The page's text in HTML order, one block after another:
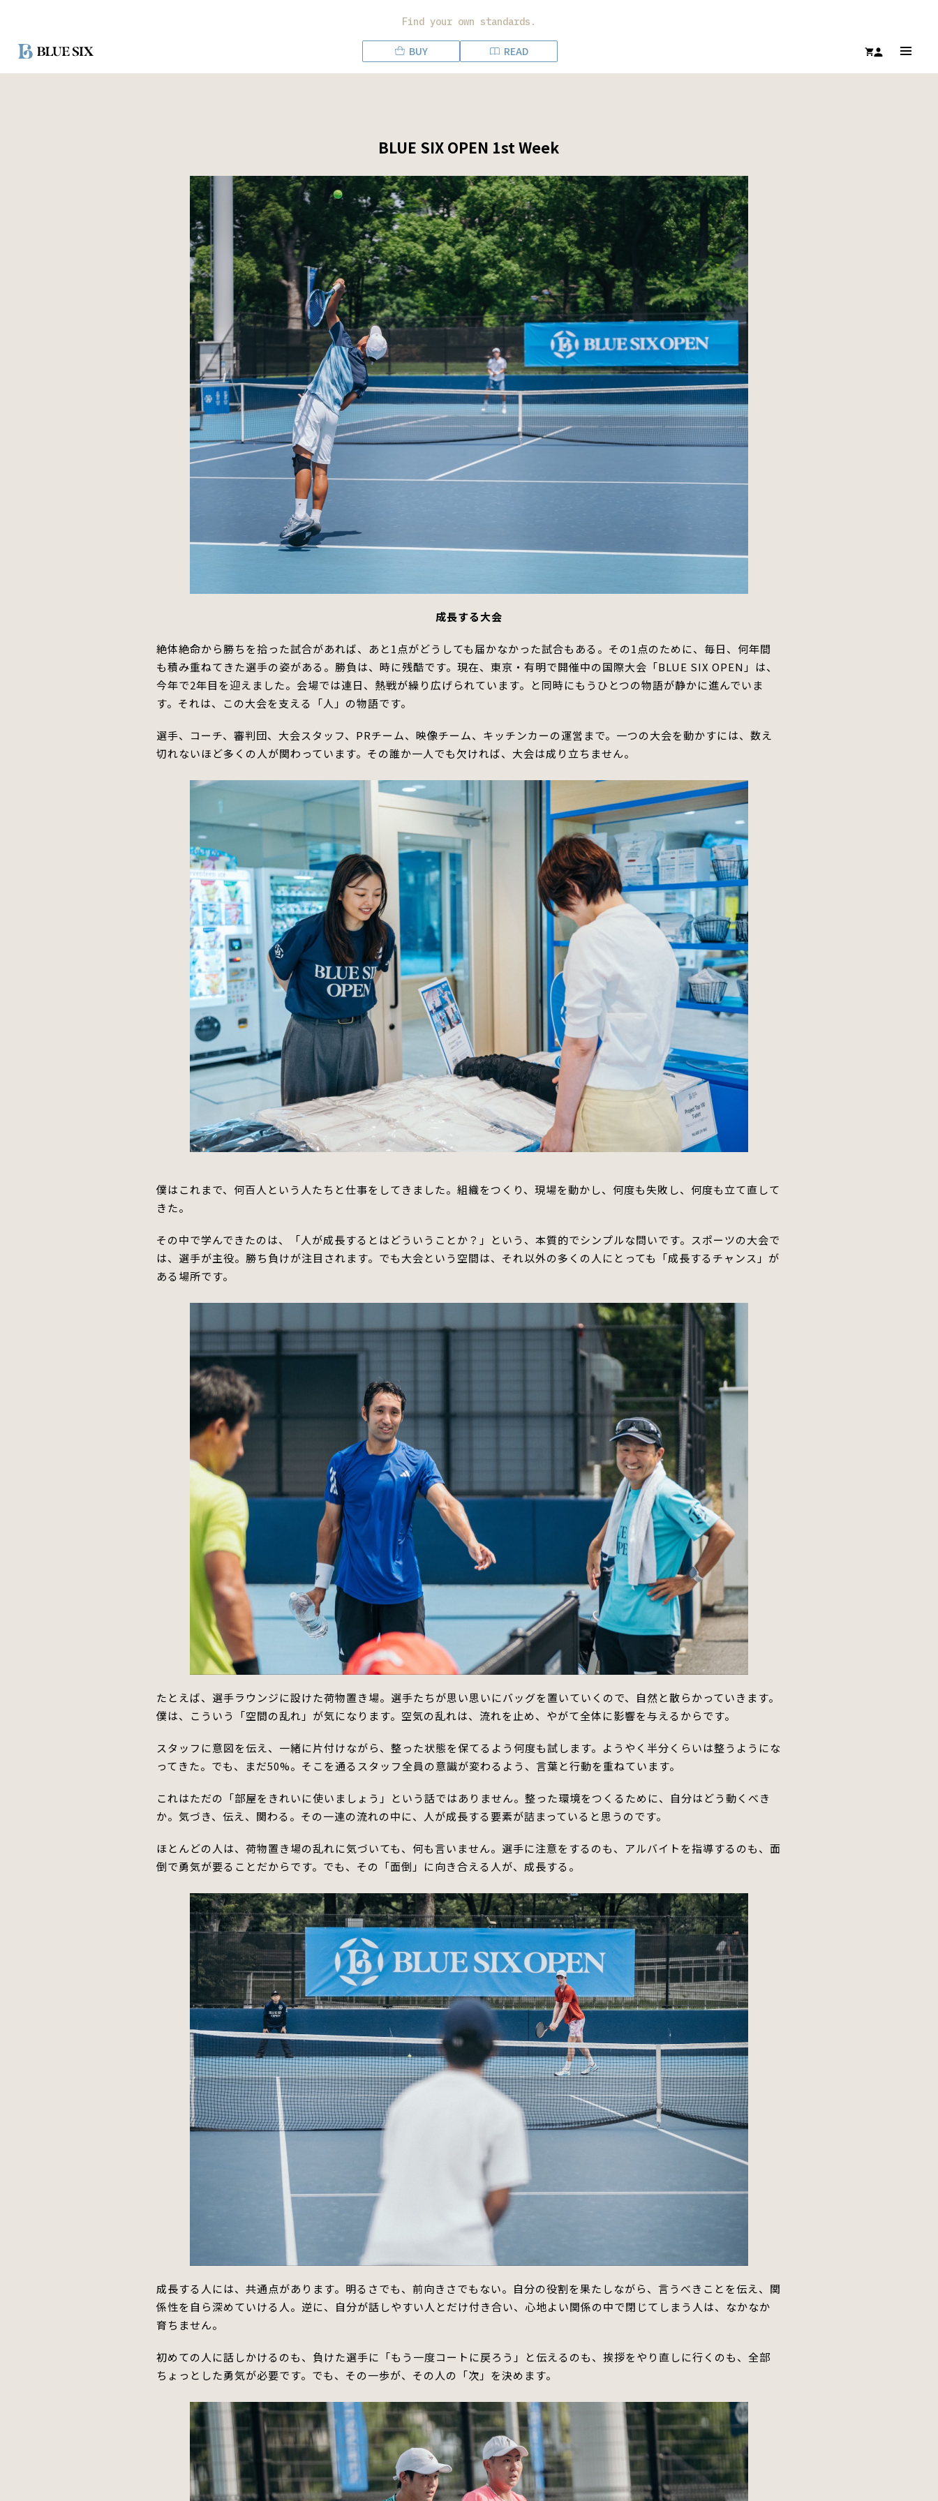
Find your own standards.
BUY READ
BLUE SIX OPEN 1st Week
成長する大会
絶体絶命から勝ちを拾った試合があれば、あと1点がどうしても届かなかった試合もある。 その1点のために、毎日、何年間
も積み重ねてきた選手の姿がある。 勝負は、時に残酷です。現在、東京・有明で開催中の国際大会「BLUE SIX OPEN 」は、
今年で2年目を迎えました。 会場では連日、熱戦が繰り広げられていま す。と同時にもうひとつの物語が静かに進んでいま
す。 それは、この大会を支える「人」の物語です。
選手、コーチ、審判団、大会スタッフ、PRチーム、映像チーム、キッチンカーの運営まで。 一つの大会を動かすには、数え
切れないほど多くの人が関わっています。 その誰か一人でも欠ければ、大会は成り立ちません。
僕はこれまで、何百人という人たちと仕事をしてきました。組織をつくり、現場を動かし、何度も失敗し、何度も立て直して
きた。
その中で学んできたのは、「人が成長するとはどういうことか？」という、本質的でシンプルな問いです。 スポーツの大会で
は、選手が主役。 勝ち負けが注目されます。 でも大会という空間は、それ以外の多くの人にとっても「成長するチャンス」 が
ある場所です。
たとえば、選手ラウンジに設けた荷物置き場。 選手たちが思い思いにバッグを置いていくので、自然と散らかっていきます。
僕は、こういう「空間の乱れ」が気になります。 空気の乱れは、流れを止め、やがて全体に影響を与えるからです。
スタッフに意図を伝え、一緒に片付けながら、整った状態を保てるよう何度も試します。 ようやく半分くらいは整うようにな
ってきた。でも、まだ50%。 そこを通るスタッフ全員の意識が変わるよう、言葉と行動を重ねています。
これはただの「部屋をきれいに使いましょう」という話ではありません。整った環境をつくるために、自分はどう動くべき
か。気づき、伝え、関わる。その一連の流れの中に、人が成長する要素が詰まっていると思うのです。
ほとんどの人は、荷物置き場の乱れに気づいても、何も言いません。 選手に注意を するのも、アルバイトを指導するのも、面
倒で勇気が要る ことだからです。 でも、その 「面倒」に向き合える人が、成長する。
成長する人には、共通点があります。 明るさでも、前向きさでもない。 自分の役割を果たしながら、言うべきことを伝え、関
係性を自ら深めていける 人。 逆に、自分が話しやすい人とだけ付き合い、心地よい関係の中で閉じてしまう人は、なかなか
育ちません。
初めての人に話しかけるのも、 負けた選手に「もう一度コートに戻ろう」と伝えるのも、挨拶をやり直しに行くのも、全部
ちょっとした勇気が必要です。 でも、その一歩が、その人の「次」を決めます。